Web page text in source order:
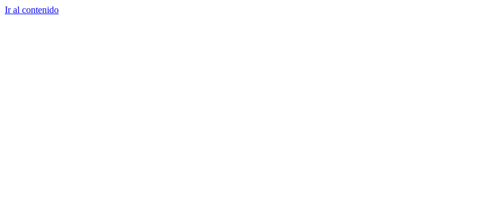
Ir al contenido